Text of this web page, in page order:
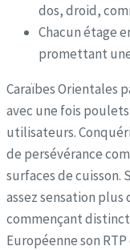
dos, droid,
Chacun étage
promettant
Caraïbes Orientales
avec une fois
utilisateurs.
de persévérance
surfaces de cuisson.
assez sensation plus
commençant
Européenne son